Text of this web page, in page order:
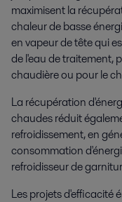
maximisent la
chaleur de basse
en vapeur de tête qui
de l'eau de traitement,
chaudière ou pour le
La récupération
chaudes réduit
refroidissement, en
consommation
refroidisseur de
Les projets d'efficacité